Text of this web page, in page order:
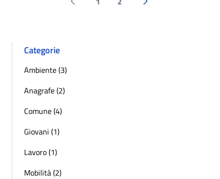
Pagina precedente Successiva »
Categorie
Ambiente (3)
Anagrafe (2)
Comune (4)
Giovani (1)
Lavoro (1)
Mobilità (2)